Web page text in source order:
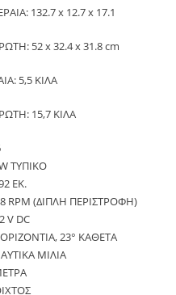
132.7 x 12.7 x 17.1
52 x 32.4 x 31.8 cm
5,5 ΚΙΛΑ
15,7 ΚΙΛΑ
ΤΥΠΙΚΟ
ΕΚ.
RPM (ΔΙΠΛΗ ΠΕΡΙΣΤΡΟΦΗ)
V DC
ΟΡΙΖΟΝΤΙΑ, 23° ΚΑΘΕΤΑ
ΜΙΛΙΑ